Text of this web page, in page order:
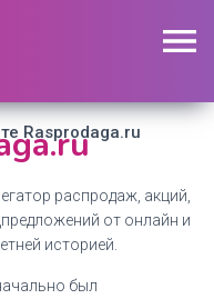
Rasprodaga.ru
распродаж, акций,
от онлайн и
историей.
был